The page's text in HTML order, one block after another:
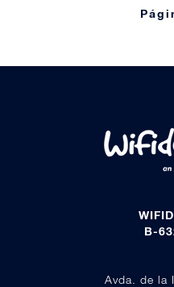
B-
Avda. de la